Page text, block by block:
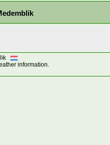
information.